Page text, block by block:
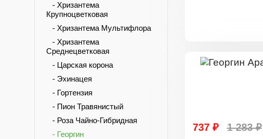
- Хризантема
Крупноцветковая
- Хризантема Мультифлора
- Хризантема
Среднецветковая
- Царская корона
- Эхинацея
- Гортензия
- Пион Травянистый
- Роза Чайно-Гибридная
- Георгин
737 ₽ 1 283 ₽